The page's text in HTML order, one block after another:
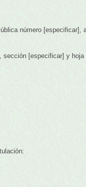
número
[especificar] y